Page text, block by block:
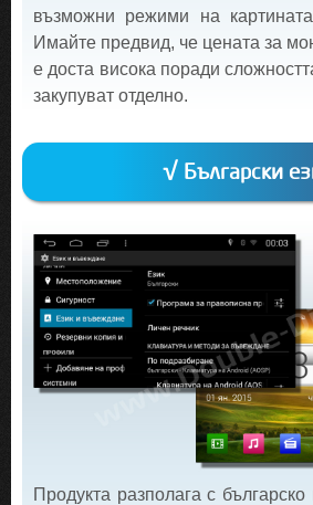
възможни режими на
Имайте предвид, че цената за
е доста висока поради
закупуват отделно.
√ Български
Продукта разполага с